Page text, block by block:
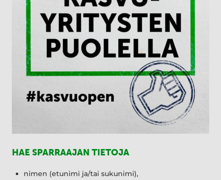
HAE SPARRAAJAN TIETOJA
nimen (etunimi ja/tai sukunimi),